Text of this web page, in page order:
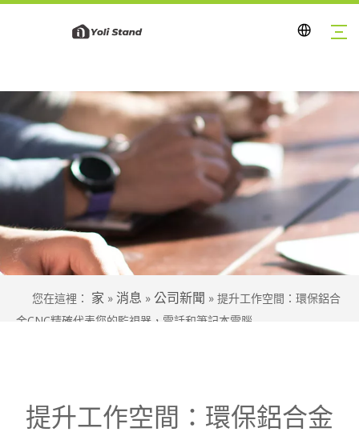
您在這裡： 家 » 消息 » 公司新聞 » 提升工作空間：環保鋁合
金CNC精確代表您的監視器，電話和筆記本電腦
提升工作空間：環保鋁合金